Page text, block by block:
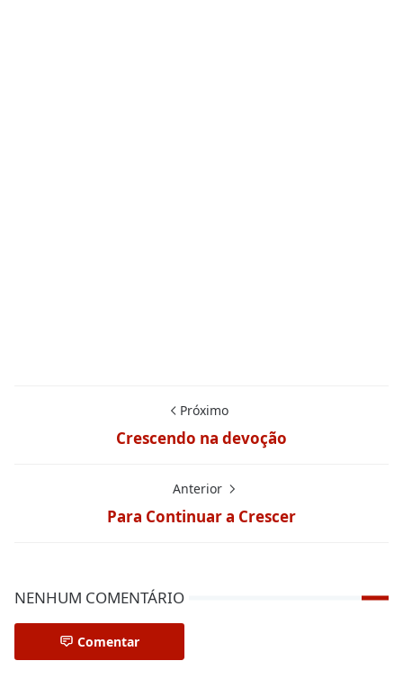
Próximo
Crescendo na devoção
Anterior
Para Continuar a Crescer
NENHUM COMENTÁRIO
Comentar